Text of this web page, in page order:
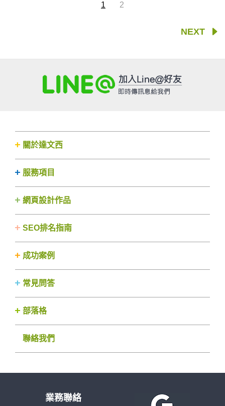
1 2
NEXT
關於達文西
服務項目
網頁設計作品
SEO排名指南
成功案例
常見問答
部落格
聯絡我們
業務聯絡